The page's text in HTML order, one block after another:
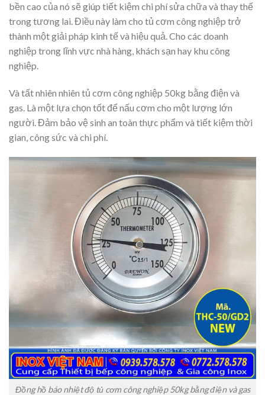
bền cao của nó sẽ giúp tiết kiệm chi phí sửa chữa và thay thế
trong tương lai. Điều này làm cho tủ cơm công nghiệp trở
thành một giải pháp kinh tế và hiệu quả. Cho các doanh
nghiệp trong lĩnh vực nhà hàng, khách sạn hay khu công
nghiệp.
Và tất nhiên nhiên tủ cơm công nghiệp 50kg bằng điện và
gas. Là một lựa chọn tốt để nấu cơm cho một lượng lớn
người. Đảm bảo vệ sinh an toàn thực phẩm và tiết kiệm thời
gian, công sức và chi phí.
Đồng hồ báo nhiệt độ tủ cơm công nghiệp 50kg bằng điện và gas